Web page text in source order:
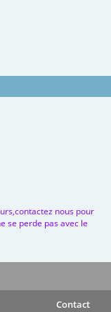
nous pour
se perde pas avec le
Contact